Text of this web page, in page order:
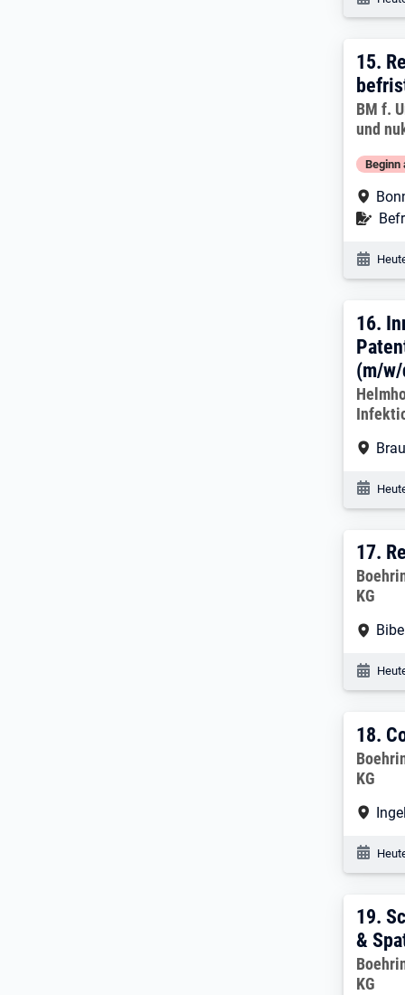
15.
15.
BM f.
und
Beginn
16.
16.
(m/
17.
17.
KG
18.
18.
KG
19.
19.
&
KG